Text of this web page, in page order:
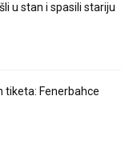
u stan i spasili stariju
tiketa: Fenerbahce